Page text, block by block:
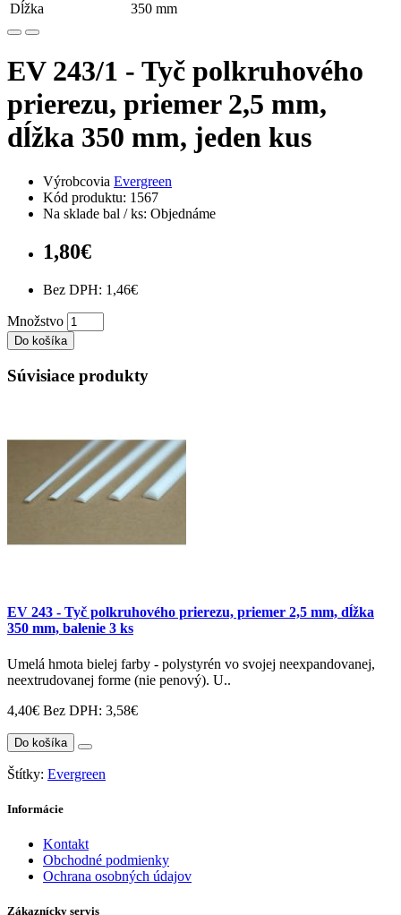
Dĺžka
350 mm
EV 243/1 - Tyč polkruhového
prierezu, priemer 2,5 mm,
dĺžka 350 mm, jeden kus
Výrobcovia Evergreen
Kód produktu: 1567
Na sklade bal / ks: Objednáme
1,80€
Bez DPH: 1,46€
Množstvo
Do košíka
Súvisiace produkty
EV 243 - Tyč polkruhového prierezu, priemer 2,5 mm, dĺžka
350 mm, balenie 3 ks
Umelá hmota bielej farby - polystyrén vo svojej neexpandovanej,
neextrudovanej forme (nie penový). U..
4,40€ Bez DPH: 3,58€
Do košíka
Štítky: Evergreen
Informácie
Kontakt
Obchodné podmienky
Ochrana osobných údajov
Zákaznícky servis